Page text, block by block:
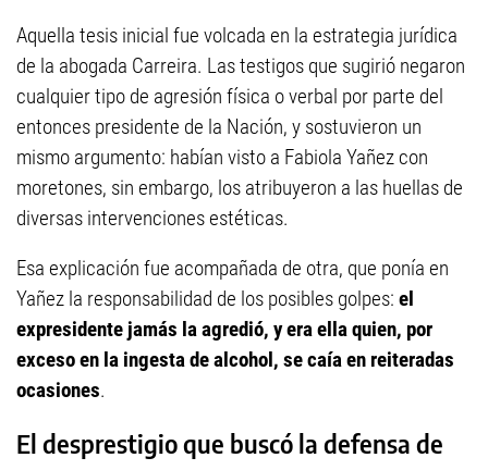
Aquella tesis inicial fue volcada en la estrategia jurídica
de la abogada Carreira. Las testigos que sugirió negaron
cualquier tipo de agresión física o verbal por parte del
entonces presidente de la Nación, y sostuvieron un
mismo argumento: habían visto a Fabiola Yañez con
moretones, sin embargo, los atribuyeron a las huellas de
diversas intervenciones estéticas.
Esa explicación fue acompañada de otra, que ponía en
Yañez la responsabilidad de los posibles golpes: el
expresidente jamás la agredió, y era ella quien, por
exceso en la ingesta de alcohol, se caía en reiteradas
ocasiones.
El desprestigio que buscó la defensa de